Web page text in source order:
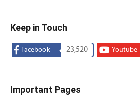
Keep in Touch
Facebook 23,520 Youtube
Important Pages